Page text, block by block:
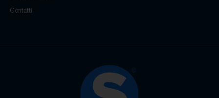
Contatti